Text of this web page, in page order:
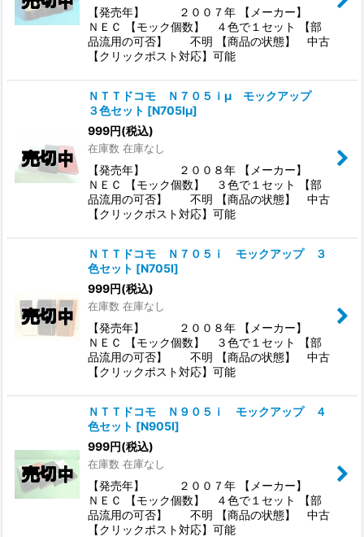
【発売年】 ２００７年 【メーカー】
ＮＥＣ 【モック個数】 ４色で１セット 【部
品流用の可否】 不明 【商品の状態】 中古
【クリックポスト対応】可能
ＮＴＴドコモ Ｎ７０５ｉμ モックアップ
３色セット [N705Iμ]
999円(税込)
在庫数 在庫なし
【発売年】 ２００８年 【メーカー】
ＮＥＣ 【モック個数】 ３色で１セット 【部
品流用の可否】 不明 【商品の状態】 中古
【クリックポスト対応】可能
ＮＴＴドコモ Ｎ７０５ｉ モックアップ ３
色セット [N705I]
999円(税込)
在庫数 在庫なし
【発売年】 ２００８年 【メーカー】
ＮＥＣ 【モック個数】 ３色で１セット 【部
品流用の可否】 不明 【商品の状態】 中古
【クリックポスト対応】可能
ＮＴＴドコモ Ｎ９０５ｉ モックアップ ４
色セット [N905I]
999円(税込)
在庫数 在庫なし
【発売年】 ２００７年 【メーカー】
ＮＥＣ 【モック個数】 ４色で１セット 【部
品流用の可否】 不明 【商品の状態】 中古
【クリックポスト対応】可能